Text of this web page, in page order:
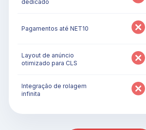
dedicado
Pagamentos até NET10
Layout de anúncio
otimizado para CLS
Integração de rolagem
infinita